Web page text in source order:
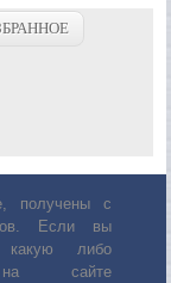
получены с
Если вы
какую либо
на сайте